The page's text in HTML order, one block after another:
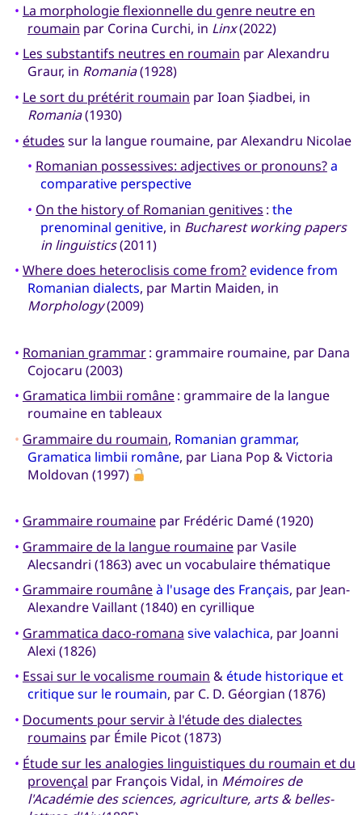
• La morphologie flexionnelle du genre neutre en
roumain par Corina Curchi, in Linx(2022)
• Les substantifs neutres en roumain par Alexandru
Graur, in Romania(1928)
• Le sort du prétérit roumain par Ioan Șiadbei, in
Romania(1930)
• études sur la langue roumaine, par Alexandru Nicolae
• Romanian possessives: adjectives or pronouns?a
comparative perspective
• On the history of Romanian genitives : the
prenominal genitive, in Bucharest working papers
in linguistics(2011)
• Where does heteroclisis come from?evidence from
Romanian dialects, par Martin Maiden, in
Morphology(2009)
• Romanian grammar: grammaire roumaine, par Dana
Cojocaru (2003)
• Gramatica limbii române: grammaire de la langue
roumaine en tableaux
• Grammaire du roumain, Romanian grammar,
Gramatica limbii române, par Liana Pop & Victoria
Moldovan (1997)
• Grammaire roumainepar Frédéric Damé (1920)
• Grammaire de la langue roumainepar Vasile
Alecsandri (1863) avec un vocabulaire thématique
• Grammaire roumâneà l'usage des Français, par Jean-
Alexandre Vaillant (1840) en cyrillique
• Grammatica daco-romana sive valachica, par Joanni
Alexi (1826)
• Essai sur le vocalisme roumain &étude historique et
critique sur le roumain, par C. D. Géorgian (1876)
• Documents pour servir à l'étude des dialectes
roumains par Émile Picot (1873)
• Étude sur les analogies linguistiques du roumain et du
provençal par François Vidal, in Mémoires de
l'Académie des sciences, agriculture, arts & belles-